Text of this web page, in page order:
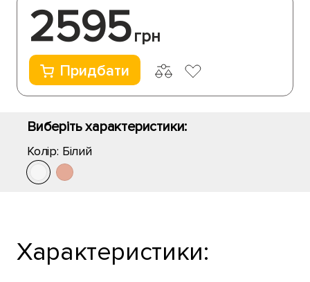
2595грн
Придбати
Виберіть характеристики:
Колір: Білий
Характеристики: